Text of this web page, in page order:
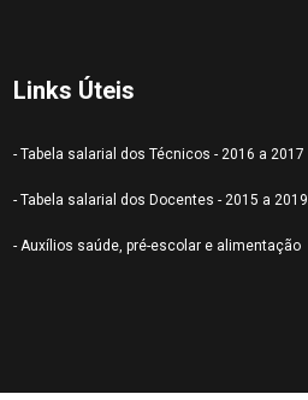
Links Úteis
- Tabela salarial dos Técnicos - 2016 a 2017
- Tabela salarial dos Docentes - 2015 a 2019
- Auxílios saúde, pré-escolar e alimentação